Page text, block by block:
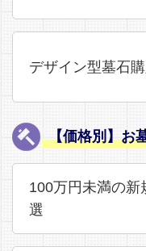
デザイン型墓石
【価格別】お
100万円未満の新
選